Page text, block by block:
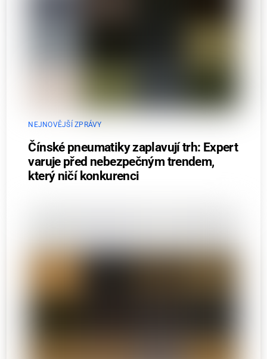
NEJNOVĚJŠÍ ZPRÁVY
Čínské pneumatiky zaplavují trh: Expert
varuje před nebezpečným trendem,
který ničí konkurenci